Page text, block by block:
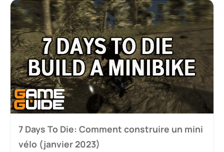
7 Days To Die: Comment construire un mini
vélo (janvier 2023)